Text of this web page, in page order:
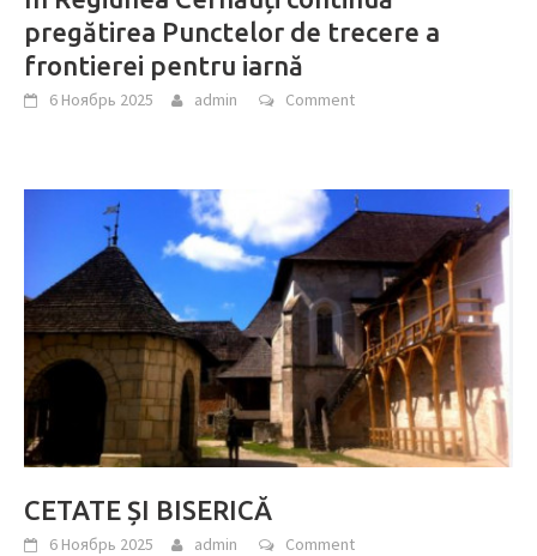
pregătirea Punctelor de trecere a
frontierei pentru iarnă
6 Ноябрь 2025 admin Comment
CETATE ȘI BISERICĂ
6 Ноябрь 2025 admin Comment